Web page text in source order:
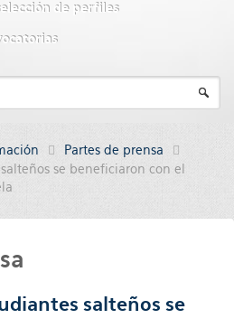
de perfiles
Partes de prensa
se beneficiaron con el
salteños se